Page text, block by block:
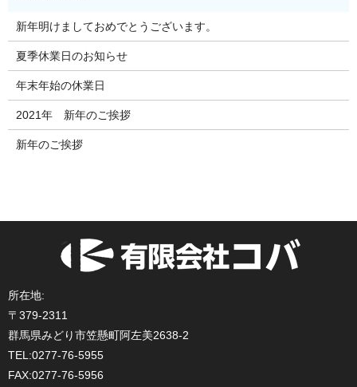
新年明けましておめでとうございます。
夏季休業日のお知らせ
年末年始の休業日
2021年 新年のご挨拶
新年のご挨拶
所在地:
〒379-2311
群馬県みどり市笠懸町阿左美2638-2
TEL:0277-76-5955
FAX:0277-76-5956